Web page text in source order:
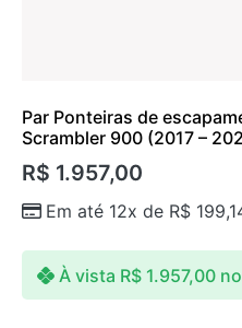
Par Ponteiras de
Scrambler 900 (2017 –
R$ 1.957,00
Em até 12x de R$
À vista R$1.957,00